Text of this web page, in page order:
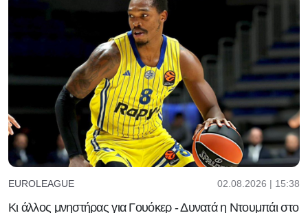
EUROLEAGUE 02.08.2026 | 15:38
Κι άλλος μνηστήρας για Γουόκερ - Δυνατά η Ντουμπάι στο